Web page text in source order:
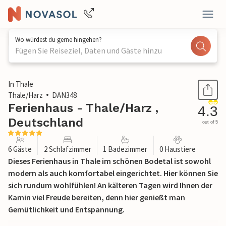
Wo würdest du gerne hingehen?
Fügen Sie Reiseziel, Daten und Gäste hinzu
1 / 35
In Thale
Thale/Harz
DAN348
Ferienhaus - Thale/Harz ,
Deutschland
4.3
out of 5
6 Gäste 2 Schlafzimmer 1 Badezimmer 0 Haustiere
Dieses Ferienhaus in Thale im schönen Bodetal ist sowohl
modern als auch komfortabel eingerichtet. Hier können Sie
sich rundum wohlfühlen! An kälteren Tagen wird Ihnen der
Kamin viel Freude bereiten, denn hier genießt man
Gemütlichkeit und Entspannung.